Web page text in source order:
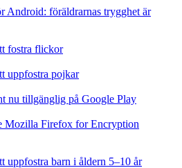
Android: föräldrarnas trygghet är
fostra flickor
uppfostra pojkar
nu tillgänglig på Google Play
Mozilla Firefox for Encryption
uppfostra barn i åldern 5–10 år